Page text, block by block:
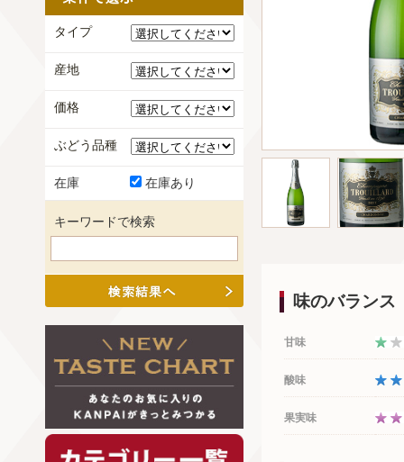
味のバランス
甘味
酸味
果実味
タイプ
産地
価格
ぶどう品種
在庫 在庫あり
キーワードで検索